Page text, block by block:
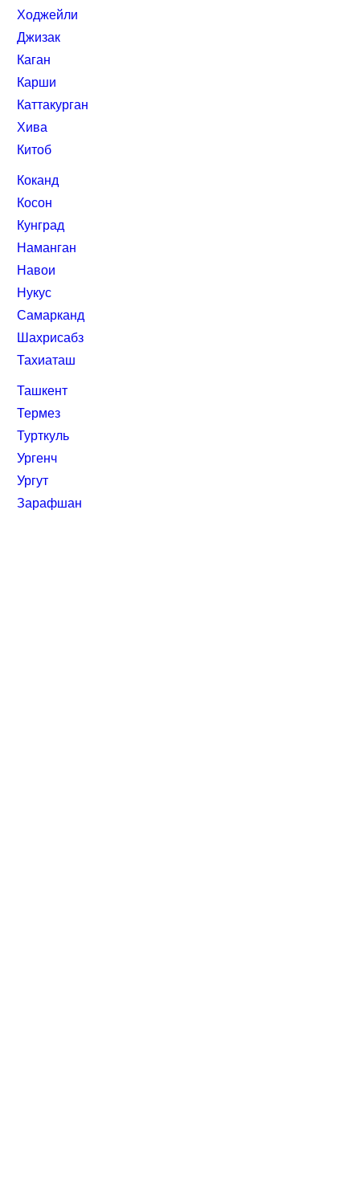
Ходжейли
Джизак
Каган
Карши
Каттакурган
Хива
Китоб
Коканд
Косон
Кунград
Наманган
Навои
Нукус
Самарканд
Шахрисабз
Тахиаташ
Ташкент
Термез
Турткуль
Ургенч
Ургут
Зарафшан